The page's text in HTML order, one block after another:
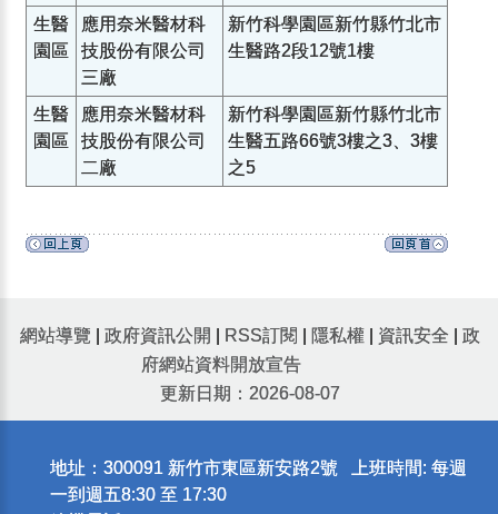
生醫
園區
應用奈米醫材科
技股份有限公司
三廠
新竹科學園區新竹縣竹北市
生醫路2段12號1樓
生醫
園區
應用奈米醫材科
技股份有限公司
二廠
新竹科學園區新竹縣竹北市
生醫五路66號3樓之3、3樓
之5
網站導覽 政府資訊公開 RSS訂閱 隱私權 資訊安全
政
府網站資料開放宣告
更新日期：2026-08-07
地址：300091 新竹市東區新安路2號 上班時間: 每週
一到週五8:30 至 17:30